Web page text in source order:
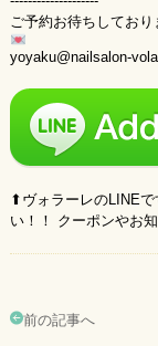
ご予約お待ちしており
yoyaku@nailsalon-
⬆︎ヴォラーレのLINE
い！！ クーポンやお
前の記事へ